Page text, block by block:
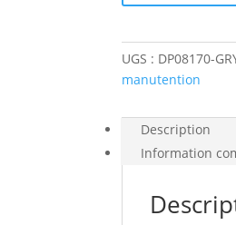
avec
en
vinyle
et
UGS : DP08170-
manutention
Description
Information